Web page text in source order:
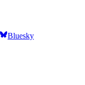
Bluesky